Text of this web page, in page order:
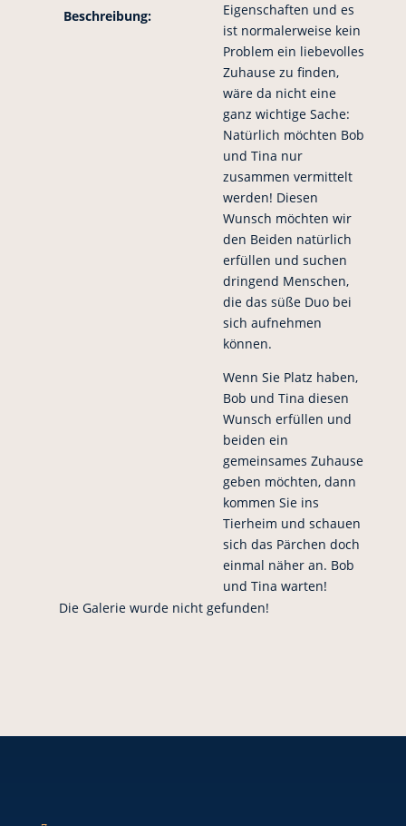
Beschreibung:
Eigenschaften und es
ist normalerweise kein
Problem ein liebevolles
Zuhause zu finden,
wäre da nicht eine
ganz wichtige Sache:
Natürlich möchten Bob
und Tina nur
zusammen vermittelt
werden! Diesen
Wunsch möchten wir
den Beiden natürlich
erfüllen und suchen
dringend Menschen,
die das süße Duo bei
sich aufnehmen
können.
Wenn Sie Platz haben,
Bob und Tina diesen
Wunsch erfüllen und
beiden ein
gemeinsames Zuhause
geben möchten, dann
kommen Sie ins
Tierheim und schauen
sich das Pärchen doch
einmal näher an. Bob
und Tina warten!
Die Galerie wurde nicht gefunden!